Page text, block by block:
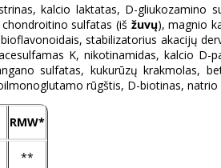
kalcio laktatas, D-gliukozamino
sulfatas (iš žuvų), magnio
stabilizatorius akacijų
K, nikotinamidas, kalcio
sulfatas, kukurūzų krakmolas,
rūgštis, D-biotinas,
RMW*
**